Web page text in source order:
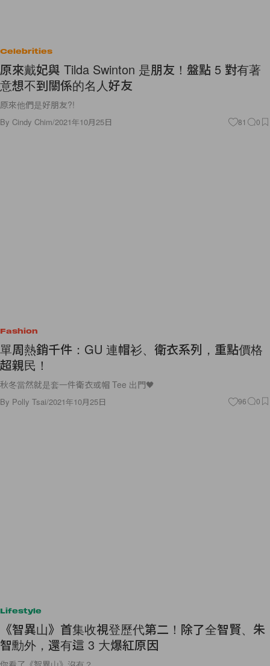
Celebrities
原來戴妃與 Tilda Swinton 是朋友！盤點 5 對有著
意想不到關係的名人好友
原來他們是好朋友?!
By Cindy Chim/2021年10月25日 81 0
Fashion
單周熱銷千件：GU 連帽衫、衛衣系列，重點價格
超親民！
秋冬當然就是套一件衛衣或帽 Tee 出門🖤
By Polly Tsai/2021年10月25日 96 0
Lifestyle
《智異山》首集收視登歷代第二！除了全智賢、朱
智勳外，還有這 3 大爆紅原因